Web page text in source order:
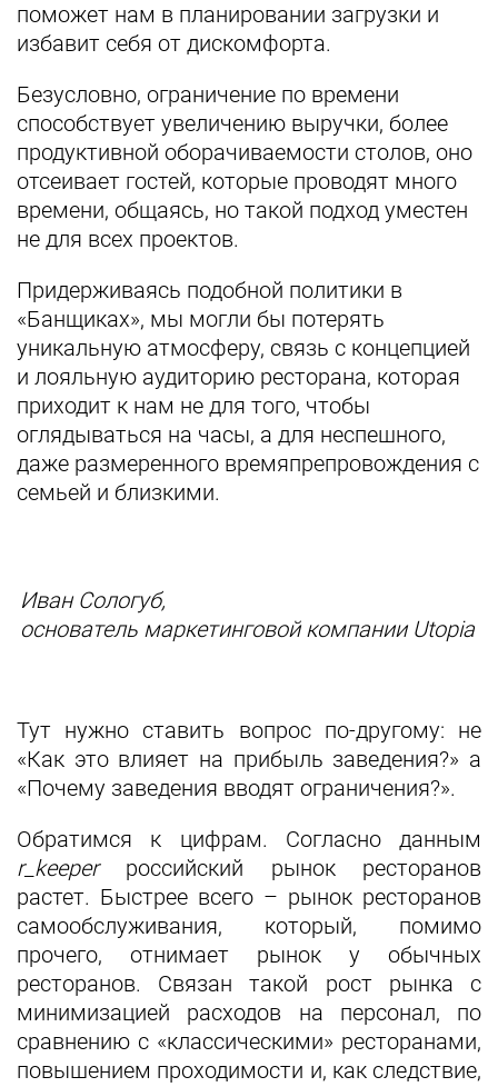
поможет нам в планировании загрузки и
избавит себя от дискомфорта.
Безусловно, ограничение по времени
способствует увеличению выручки, более
продуктивной оборачиваемости столов, оно
отсеивает гостей, которые проводят много
времени, общаясь, но такой подход уместен
не для всех проектов.
Придерживаясь подобной политики в
«Банщиках», мы могли бы потерять
уникальную атмосферу, связь с концепцией
и лояльную аудиторию ресторана, которая
приходит к нам не для того, чтобы
оглядываться на часы, а для неспешного,
даже размеренного времяпрепровождения с
семьей и близкими.
Иван Сологуб,
основатель маркетинговой компании Utopia
Тут нужно ставить вопрос по-другому: не
«Как это влияет на прибыль заведения?» а
«Почему заведения вводят ограничения?».
Обратимся к цифрам. Согласно данным
r_keeperроссийский рынок ресторанов
растет. Быстрее всего – рынок ресторанов
самообслуживания, который, помимо
прочего, отнимает рынок у обычных
ресторанов. Связан такой рост рынка с
минимизацией расходов на персонал, по
сравнению с «классическими» ресторанами,
повышением проходимости и, как следствие,